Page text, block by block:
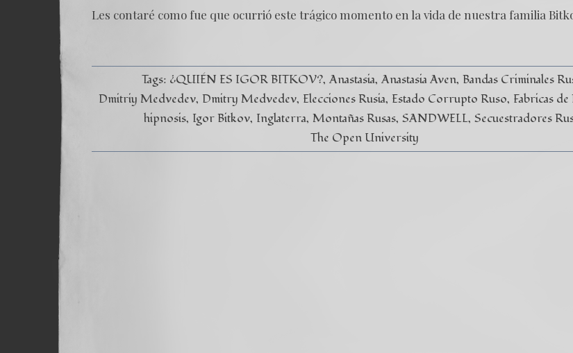
Les contaré como fue que ocurrió este trágico momento en la vida de nuestra familia
Tags: ¿QUIÉN ES IGOR BITKOV? Anastasia Anastasia Aven Bandas Criminales
Dmitriy Medvedev Dmitry Medvedev Elecciones Rusia Estado Corrupto Ruso Fabricas de
hipnosis Igor Bitkov Inglaterra Montañas Rusas SANDWELL Secuestradores
The Open University